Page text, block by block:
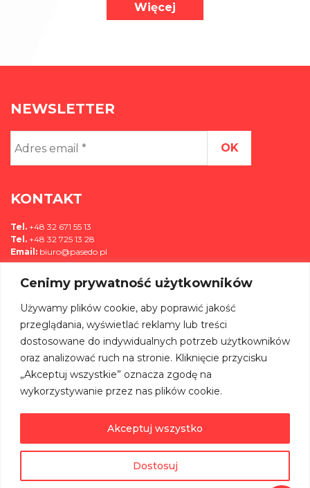
Cenimy prywatność użytkowników
Używamy plików cookie, aby poprawić jakość
przeglądania, wyświetlać reklamy lub treści
dostosowane do indywidualnych potrzeb użytkowników
oraz analizować ruch na stronie. Kliknięcie przycisku
„Akceptuj wszystkie” oznacza zgodę na
wykorzystywanie przez nas plików cookie.
Dostosuj
Akceptuj wszystko
Więcej
NEWSLETTER
email
*
KONTAKT
Tel. +48 32 671 55 13
Tel. +48 32 725 13 28
Email: biuro@pasedo.pl
ul. Przemysłowa 11
MEDIA
DOŁĄCZ DO NAS NA: